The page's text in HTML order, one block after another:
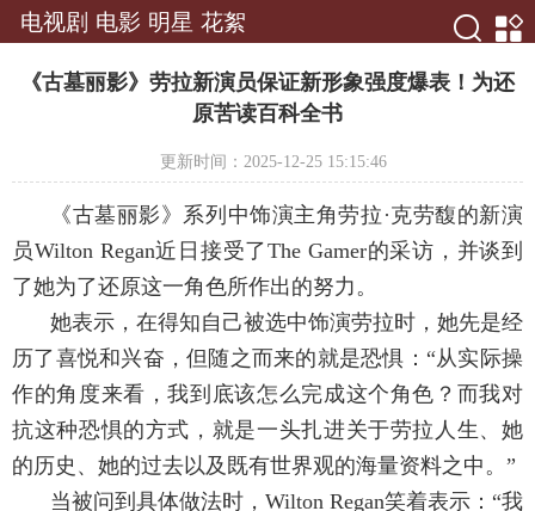
电视剧 电影 明星 花絮
《古墓丽影》劳拉新演员保证新形象强度爆表！为还
原苦读百科全书
更新时间：2025-12-25 15:15:46
《古墓丽影》系列中饰演主角劳拉·克劳馥的新演
员Wilton Regan近日接受了The Gamer的采访，并谈到
了她为了还原这一角色所作出的努力。
她表示，在得知自己被选中饰演劳拉时，她先是经
历了喜悦和兴奋，但随之而来的就是恐惧：“从实际操
作的角度来看，我到底该怎么完成这个角色？而我对
抗这种恐惧的方式，就是一头扎进关于劳拉人生、她
的历史、她的过去以及既有世界观的海量资料之中。”
当被问到具体做法时，Wilton Regan笑着表示：“我